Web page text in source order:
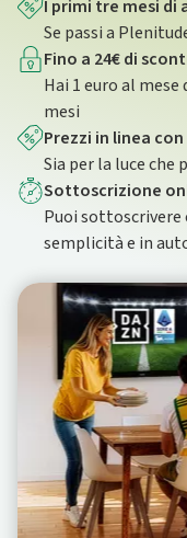
I primi tre mesi di
Se passi a
Fino a 24€ di
Hai 1 euro al
mesi
Prezzi in linea
Sia per la luce che
Sottoscrizione
Puoi
semplicità e in